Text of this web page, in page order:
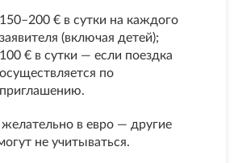
150–200 € в сутки на каждого
заявителя (включая детей);
100 € в сутки — если поездка
осуществляется по
приглашению.
в евро — другие
не учитываться.